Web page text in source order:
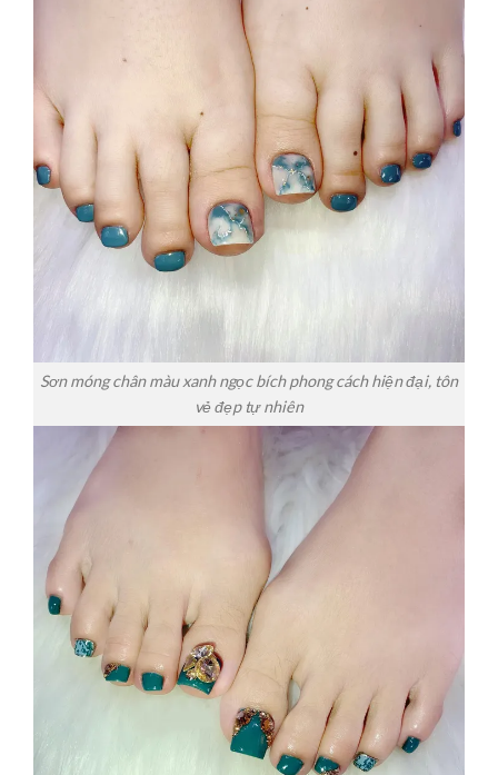
Sơn móng chân màu xanh ngọc bích phong cách hiện đại, tôn
vẻ đẹp tự nhiên